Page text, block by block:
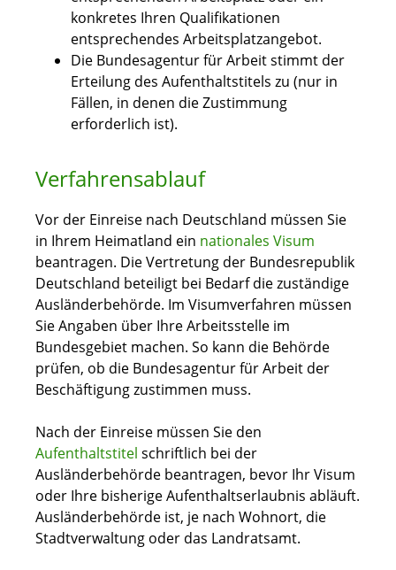
konkretes Ihren Qualifikationen
entsprechendes Arbeitsplatzangebot.
Die Bundesagentur für Arbeit stimmt der
Erteilung des Aufenthaltstitels zu (nur in
Fällen, in denen die Zustimmung
erforderlich ist).
Verfahrensablauf
Vor der Einreise nach Deutschland müssen Sie
in Ihrem Heimatland ein nationales Visum
beantragen. Die Vertretung der Bundesrepublik
Deutschland beteiligt bei Bedarf die zuständige
Ausländerbehörde. Im Visumverfahren müssen
Sie Angaben über Ihre Arbeitsstelle im
Bundesgebiet machen. So kann die Behörde
prüfen, ob die Bundesagentur für Arbeit der
Beschäftigung zustimmen muss.
Nach der Einreise müssen Sie den
Aufenthaltstitel schriftlich bei der
Ausländerbehörde beantragen, bevor Ihr Visum
oder Ihre bisherige Aufenthaltserlaubnis abläuft.
Ausländerbehörde ist, je nach Wohnort, die
Stadtverwaltung oder das Landratsamt.